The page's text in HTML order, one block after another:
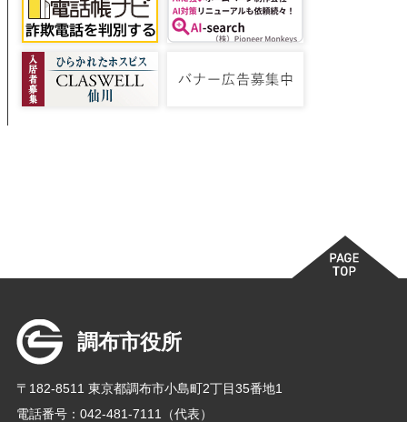
調布市役所
〒182-8511 東京都調布市小島町2丁目35番地1
電話番号：042-481-7111（代表）